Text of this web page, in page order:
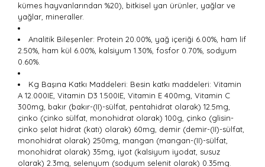
kümes hayvanlarından %20), bitkisel yan ürünler, yağlar ve
yağlar, mineraller.
Analitik Bileşenler: Protein 20.00%, yağ içeriği 6.00%, ham lif
2.50%, ham kül 6.00%, kalsiyum 1.30%, fosfor 0.70%, sodyum
0.60%.
Kg Başına Katkı Maddeleri: Besin katkı maddeleri: Vitamin
A 12.000IE, Vitamin D3 1.500IE, Vitamin E 400mg, Vitamin C
300mg, bakır (bakır-(II)-sülfat, pentahidrat olarak) 12.5mg,
çinko (çinko sülfat, monohidrat olarak) 100g, çinko (glisin-
çinko şelat hidrat (katı) olarak) 60mg, demir (demir-(II)-sülfat,
monohidrat olarak) 250mg, mangan (mangan-(II)-sülfat,
monohidrat olarak) 35mg, iyot (kalsiyum iyodat, susuz
olarak) 2.3mg, selenyum (sodyum selenit olarak) 0.35mg.